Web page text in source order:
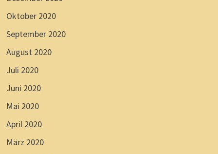
Oktober 2020
September 2020
August 2020
Juli 2020
Juni 2020
Mai 2020
April 2020
März 2020